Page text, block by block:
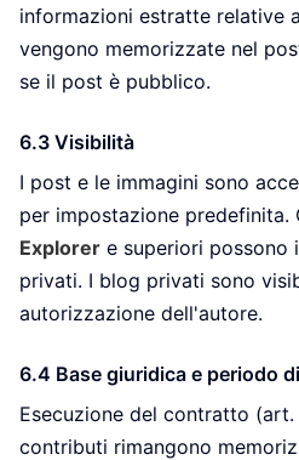
informazioni estratte relative
vengono memorizzate nel
se il post è pubblico.
6.3 Visibilità
I post e le immagini sono
per impostazione predefinita.
Explorer e superiori possono
privati. I blog privati sono
autorizzazione dell'autore.
6.4 Base giuridica e periodo
Esecuzione del contratto (art.
contributi rimangono